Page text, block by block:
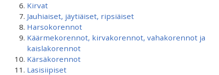
Kirvat
Jauhiaiset, jäytiäiset, ripsiäiset
Harsokorennot
Käärmekorennot, kirvakorennot, vahakorennot ja
kaislakorennot
Kärsäkorennot
Lasisiipiset